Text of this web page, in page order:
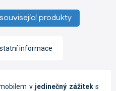
produkty
informace
v jedinečný zážiteks